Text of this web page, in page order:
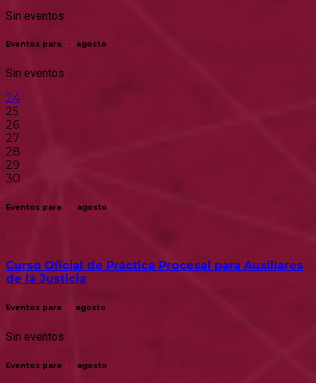
Sin eventos
Eventos para agosto
Sin eventos
24
25
26
27
28
29
30
Eventos para agosto
Curso Oficial de Práctica Procesal para Auxiliares
de la Justicia
Eventos para agosto
Sin eventos
Eventos para 26 agosto